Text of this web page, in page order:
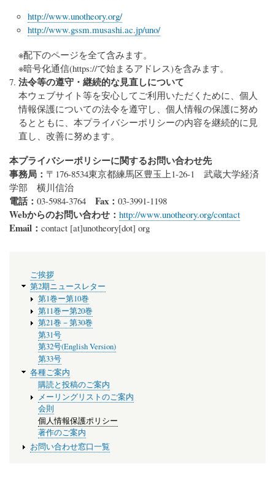
http://www.unotheory.org/
http://www.gssm.musashi.ac.jp/uno/
※配下のページを全て含みます。
※暗号化通信(https://で始まるアドレス)を含みます。
法令等の遵守・継続的な見直しについて
本ウェブサイト等を安心してご利用いただくために、個人
情報保護についての法令を遵守し、個人情報の保護に努め
るとともに、本プライバシーポリシーの内容を継続的に見
直し、改善に努めます。
本プライバシーポリシーに関するお問い合わせ先
事務局： 〒176-8534東京都練馬区豊玉上1-26-1 武蔵大学経済
学部 横川信治
電話： 03-5984-3764 Fax： 03-3991-1198
Webからのお問い合わせ： http://www.unotheory.org/contact
Email： contact [at]unotheory[dot] org
ニ
ュ
ー
ご挨拶
第2期ニュースレター
第1巻ー第10巻
第11巻ー第20巻
第21巻－第30巻
第31号
第32号(English Version)
第33号
各種ご案内
購読と投稿のご案内
メーリングリストのご案内
会則
個人情報保護ポリシー
著作のご案内
お問い合わせ窓口一覧